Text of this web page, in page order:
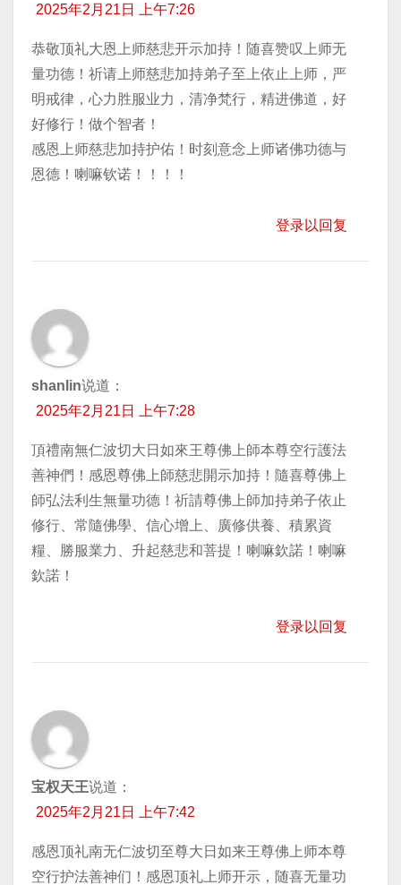
2025年2月21日 上午7:26
恭敬顶礼大恩上师慈悲开示加持！随喜赞叹上师无
量功德！祈请上师慈悲加持弟子至上依止上师，严
明戒律，心力胜服业力，清净梵行，精进佛道，好
好修行！做个智者！
感恩上师慈悲加持护佑！时刻意念上师诸佛功德与
恩德！喇嘛钦诺！！！！
登录以回复
shanlin说道：
2025年2月21日 上午7:28
頂禮南無仁波切大日如來王尊佛上師本尊空行護法
善神們！感恩尊佛上師慈悲開示加持！隨喜尊佛上
師弘法利生無量功德！祈請尊佛上師加持弟子依止
修行、常隨佛學、信心增上、廣修供養、積累資
糧、勝服業力、升起慈悲和菩提！喇嘛欽諾！喇嘛
欽諾！
登录以回复
宝权天王说道：
2025年2月21日 上午7:42
感恩顶礼南无仁波切至尊大日如来王尊佛上师本尊
空行护法善神们！感恩顶礼上师开示，随喜无量功